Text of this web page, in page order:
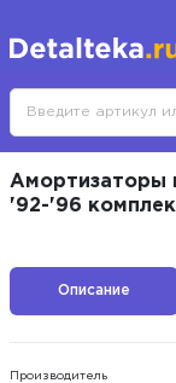
Амортизаторы
'92-'96
Описание
Производитель